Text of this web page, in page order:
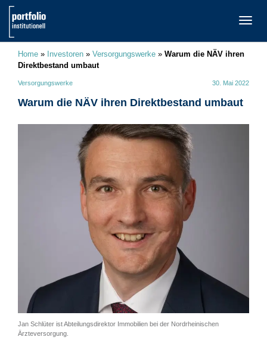
Home » Investoren » Versorgungswerke » Warum die NÄV ihren
Direktbestand umbaut
Versorgungswerke 30. Mai 2022
Warum die NÄV ihren Direktbestand umbaut
Jan Schlüter ist Abteilungsdirektor Immobilien bei der Nordrheinischen
Ärzteversorgung.